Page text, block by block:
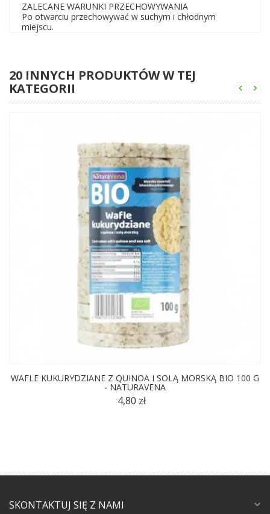
ZALECANE WARUNKI PRZECHOWYWANIA
Po otwarciu przechowywać w suchym i chłodnym
miejscu.
20 INNYCH PRODUKTÓW W TEJ
KATEGORII
WAFLE KUKURYDZIANE Z QUINOA I SOLĄ MORSKĄ BIO 100 G
- NATURAVENA
4,80 zł
SKONTAKTUJ SIĘ Z NAMI expand_more